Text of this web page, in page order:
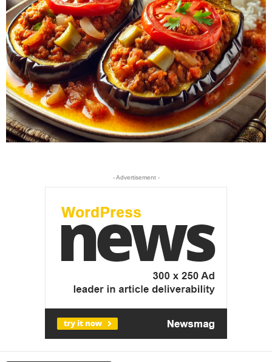
- Advertisement -